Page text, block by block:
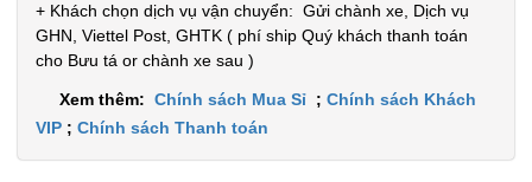
+ Khách chọn dịch vụ vận chuyển: Gửi chành xe, Dịch vụ
GHN, Viettel Post, GHTK ( phí ship Quý khách thanh toán
cho Bưu tá or chành xe sau )
Xem thêm: Chính sách Mua Sỉ ; Chính sách Khách
VIP ; Chính sách Thanh toán
vỏ Trắng
SP:
GIÁ:
19.000 đ